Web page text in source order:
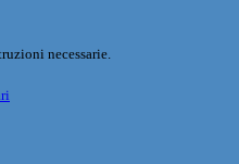
necessarie.